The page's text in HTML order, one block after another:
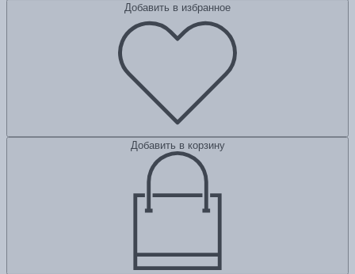
Добавить в избранное
Добавить в корзину